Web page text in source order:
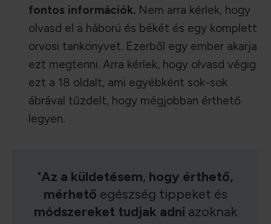
fontos információk. Nem arra kérlek, hogy
olvasd el a háború és békét és egy komplett
orvosi tankönyvet. Ezerből egy ember akarja
ezt megtenni. Arra kérlek, hogy olvasd végig
ezt a 18 oldalt, ami egyébként sok-sok
ábrával tűzdelt, hogy mégjobban érthető
legyen.
"Az a küldetésem, hogy érthető,
mérhető egészség tippeket és
módszereket tudjak adni azoknak